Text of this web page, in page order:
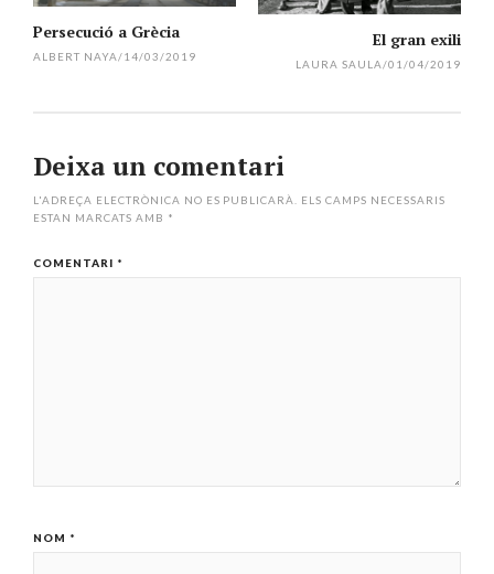
El gran exili
LAURA SAULA/01/04/2019
Persecució a Grècia
ALBERT NAYA/14/03/2019
Deixa un comentari
L'ADREÇA ELECTRÒNICA NO ES PUBLICARÀ.
ELS CAMPS NECESSARIS
ESTAN MARCATS AMB *
COMENTARI *
NOM *